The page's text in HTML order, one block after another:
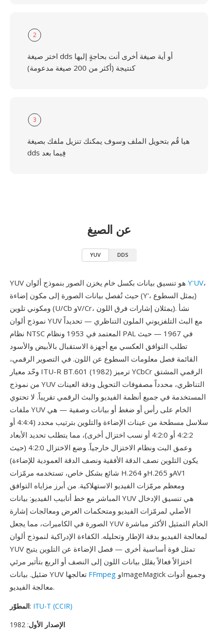
2
اختر صيغة dds أو أية صيغة أخرى أنت بحاجةٍ إليها
كنتيجة (أكثر من 200 صيغة مدعومة)
3
هيا قُم بتحويل الملف وسوف يمكنك تنزيل ملفك بصيغة
dds فِيما بعد
عن الصيغ
YUV DDS
Y'UV،
حيث تُفصل بيانات الصورة إلى مكون إضاءة (Y'، يمثل السطوع)
ومكوني تلوين (U/Cb وV/Cr، يمثلان إشارات فرق اللون). نشأ
نموذج ألوان YUV مع البث التلفزيوني الملون التناظري — تحديداً
نظام NTSC المعتمد في 1953 ونظام PAL في 1967 — حيث
تطلب التوافق العكسي مع أجهزة الاستقبال بالأبيض والأسود
القائمة فصل معلومات السطوع عن اللون. في التصوير الرقمي،
وحّد معيار ITU-R BT.601 (1982) ترميز YCbCr الرقمي المشتق
من نموذج YUV التناظري، محدداً مصفوفات التحويل ودقة العينات
المستخدمة في جميع أنظمة الفيديو والبث الرقمي تقريباً. لا تحتوي
ملفات YUV الخام على رأس أو ضغط أو بيانات وصفية — هي
سلاسل مسطحة من عينات الإضاءة والتلوين بترتيب محدد (4:4:4 أو
4:2:2 أو 4:2:0 أو نسب اختزال أخرى)، مما يتطلب تحديد الأبعاد
وعمق البت ونظام الاختزال خارجياً. وضع الاختزال 4:2:0 (حيث
يكون التلوين نصف الدقة الأفقية ونصف الدقة العمودية للإضاءة)
شائع بشكل خاص، تستخدمه مرمّزات H.264 وH.265 وAV1
ومعظم مرمّزات الفيديو الاستهلاكية. من أبرز مزاياه التوافق
المباشر مع خط أنابيب الفيديو: بيانات YUV هي تنسيق الإدخال
الأصلي لمرمّزات الفيديو ومتحكمات العرض ومعالجات إشارة
الصورة في الكاميرات، مما يجعل YUV الخام التمثيل الأكثر مباشرة
لمعالجة الفيديو بدقة الإطار وتحليله. الكفاءة الإدراكية لنموذج ألوان
YUV تمثل قوة أساسية أخرى — فصل الإضاءة عن التلوين يتيح
اختزالاً فعالاً يقلل بيانات اللون إلى النصف أو الربع بتأثير مرئي
FFmpeg
معالجة الفيديو.
المطوّر: ITU-T (CCIR)
الإصدار الأول: 1982